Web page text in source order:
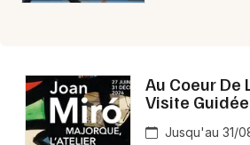
Au Coeur De
Visite
Jusqu'au 31/